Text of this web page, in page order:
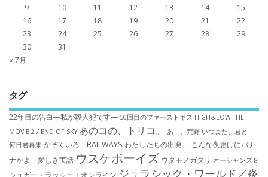
9
10 11 12 13 14
15
16
17 18 19 20 21
22
23
24 25 26 27 28
29
30
31
« 7月
タグ
22年目の告白―私が殺人犯です― 50回目のファーストキス HiGH&LOW THE
MOVIE 2 / END OF SKY あのコの、トリコ。 あゝ、荒野 いつまた、君と
何日君再来 かぞくいろ―RAILWAYS わたしたちの出発― こんな夜更けにバナ
ナかよ 愛しき実話 ウスケボーイズ ウタモノガタリ オーシャンズ８
シュガー・ラッシュ：オ​ンライン ジュラシック・ワールド／炎